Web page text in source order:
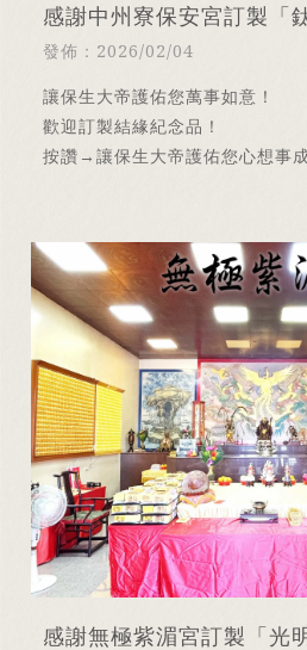
感謝中州寮保安宮訂製「
發佈：2026/02/04
讓保生大帝護佑您萬事如意！
歡迎訂製結緣紀念品！
按讚→讓保生大帝護佑您心想事成
感謝無極紫湄宮訂製「光